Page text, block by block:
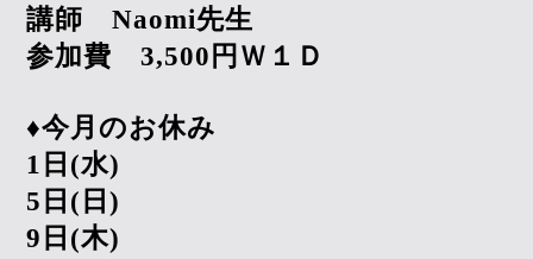
講師 Naomi先生
参加費 3,500 円Ｗ１Ｄ
♦︎今月のお休み
1 日 (水)
5 日 ( 日 )
9 日 (木)